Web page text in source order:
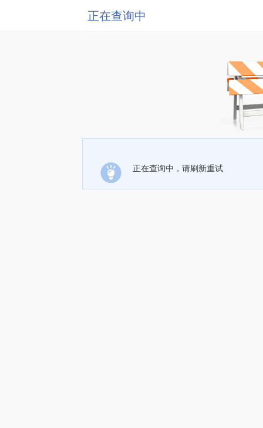
正在查询中
正在查询中，请刷新重试